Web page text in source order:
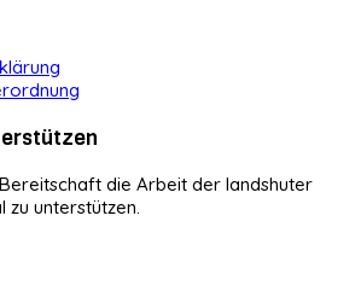
die Arbeit der landshuter
zu unterstützen.